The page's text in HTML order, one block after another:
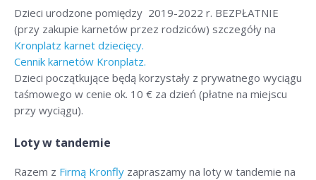
Dzieci urodzone pomiędzy 2019-2022 r. BEZPŁATNIE
(przy zakupie karnetów przez rodziców) szczegóły na
Kronplatz karnet dziecięcy.
Cennik karnetów Kronplatz.
Dzieci początkujące będą korzystały z prywatnego wyciągu
taśmowego w cenie ok. 10 € za dzień (płatne na miejscu
przy wyciągu).
Loty w tandemie
Razem z Firmą Kronfly zapraszamy na loty w tandemie na